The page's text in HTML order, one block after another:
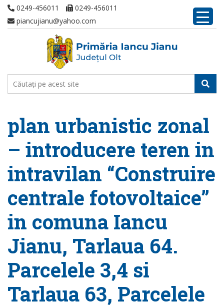
0249-456011
0249-456011
piancujianu@yahoo.com
plan urbanistic zonal
– introducere teren in
intravilan “Construire
centrale fotovoltaice”
in comuna Iancu
Jianu, Tarlaua 64.
Parcelele 3,4 si
Tarlaua 63, Parcelele